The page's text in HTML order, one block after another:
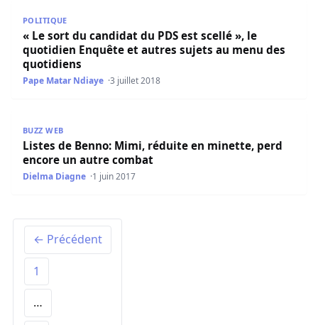
POLITIQUE
« Le sort du candidat du PDS est scellé », le
quotidien Enquête et autres sujets au menu des
quotidiens
Pape Matar Ndiaye 3 juillet 2018
BUZZ WEB
Listes de Benno: Mimi, réduite en minette, perd
encore un autre combat
Dielma Diagne 1 juin 2017
← Précédent
1
…